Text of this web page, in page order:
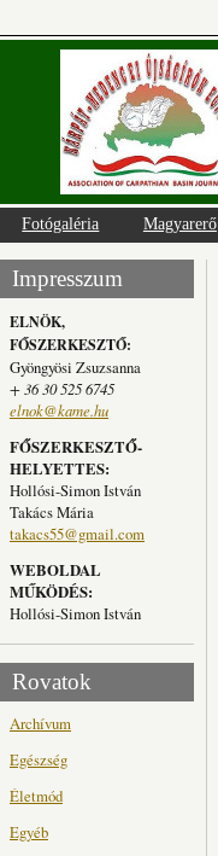
Fotógaléria Magyarerő
Impresszum
ELNÖK,
FŐSZERKESZTŐ:
Gyöngyösi Zsuzsanna
+ 36 30 525 6745
elnok@kame.hu
FŐSZERKESZTŐ-
HELYETTES:
Hollósi-Simon István
Takács Mária
takacs55@gmail.com
WEBOLDAL
MŰKÖDÉS:
Hollósi-Simon István
Rovatok
Archívum
Egészség
Életmód
Egyéb